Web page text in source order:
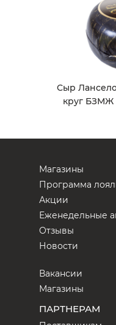
Сыр
круг БЗМЖ
Магазины
Программа
Акции
Еженедельные
Отзывы
Новости
Вакансии
Магазины
ПАРТНЕРАМ